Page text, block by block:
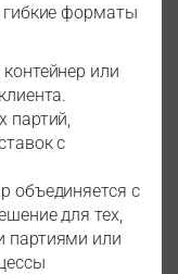
форматы
или
партий,
с
объединяется с
для тех,
партиями или